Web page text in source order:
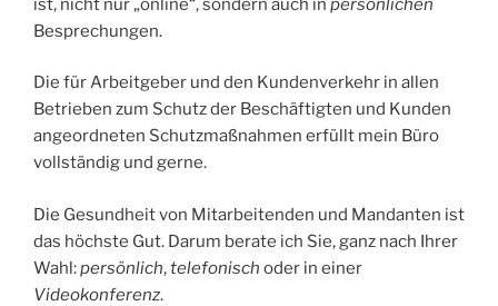
ist, nicht nur „online“, sondern auch in persönlichen
Besprechungen.
Die für Arbeitgeber und den Kundenverkehr in allen
Betrieben zum Schutz der Beschäftigten und Kunden
angeordneten Schutzmaßnahmen erfüllt mein Büro
vollständig und gerne.
Die Gesundheit von Mitarbeitenden und Mandanten ist
das höchste Gut. Darum berate ich Sie, ganz nach Ihrer
Wahl:persönlich,telefonisch oder in einer
Videokonferenz.